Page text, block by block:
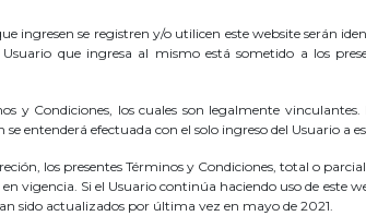
ingresen se registren y/o utilicen este website serán
que ingresa al mismo está sometido a los
y Condiciones, los cuales son legalmente
entenderá efectuada con el solo ingreso del Usuario a
los presentes Términos y Condiciones, total o
vigencia. Si el Usuario continúa haciendo uso de este
sido actualizados por última vez en mayo de 2021.